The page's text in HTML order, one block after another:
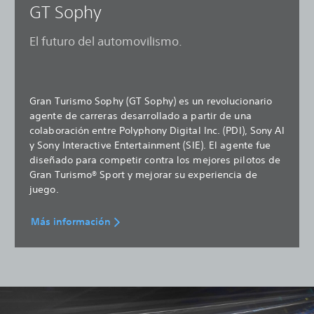
GT Sophy
El futuro del automovilismo.
Gran Turismo Sophy (GT Sophy) es un revolucionario
agente de carreras desarrollado a partir de una
colaboración entre Polyphony Digital Inc. (PDI), Sony AI
y Sony Interactive Entertainment (SIE). El agente fue
diseñado para competir contra los mejores pilotos de
Gran Turismo® Sport y mejorar su experiencia de
juego.
Más información